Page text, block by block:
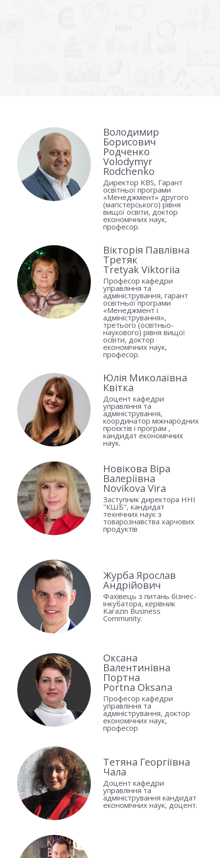
Володимир
Борисович
Родченко
Volodymyr
Rodchenko
Директор KBS, Гарант
освітньої програми
«Менеджмент» другого
(магістерського) рівня
вищої освіти, доктор
економічних наук,
професор.
Вікторія Павлівна
Третяк
Tretyak Viktoriia
Професор кафедри
управління та
адміністрування, гарант
освітньої програми
«Менеджмент і
адміністрування»,
третього (освітньо-
наукового) рівня вищої
освіти, доктор
економічних наук,
професор.
Юлія Миколаївна
Квітка
Доцент кафедри
управління та
адміністрування,
координатор міжнародних
проєктів і програм ,
кандидат економічних
наук.
Новікова Віра
Валеріївна
Novikova Vira
Заступник директора ННІ
"КШБ", кандидат
технічних наук з
товарознавства харчових
продуктів
Журба Ярослав
Андрійович
Фахівець з питань бізнес-
інкубатора, керівник
Karazin Business
Community.
Оксана
Валентинівна
Портна
Portna Oksana
Професор кафедри
управління та
адміністрування, доктор
економічних наук,
професор
Тетяна Георгіївна
Чала
Доцент кафедри
управління та
адміністрування кандидат
економічних наук, доцент.